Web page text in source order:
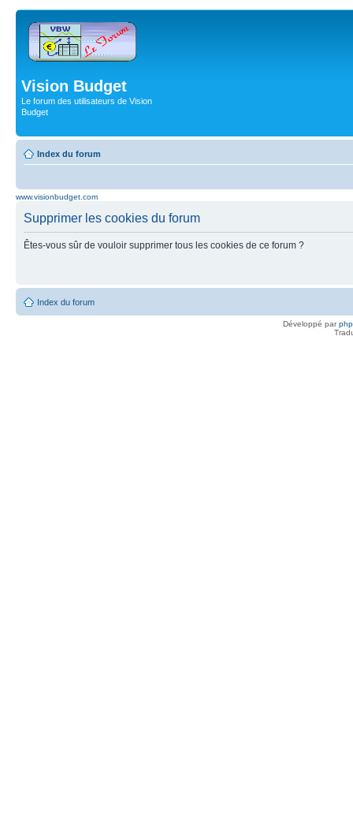
Vision Budget
Le forum des utilisateurs de Vision
Budget
Index du forum
www.visionbudget.com
Supprimer les cookies du forum
Êtes-vous sûr de vouloir supprimer tous les cookies de ce forum ?
Index du forum
Développé par